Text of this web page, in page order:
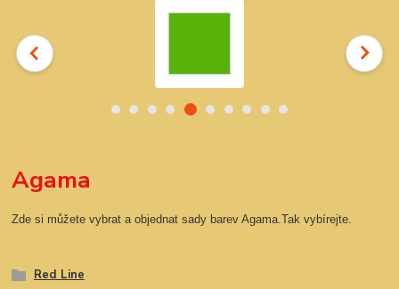
Agama
Zde si můžete vybrat a objednat sady barev Agama.Tak vybírejte.
Red Line